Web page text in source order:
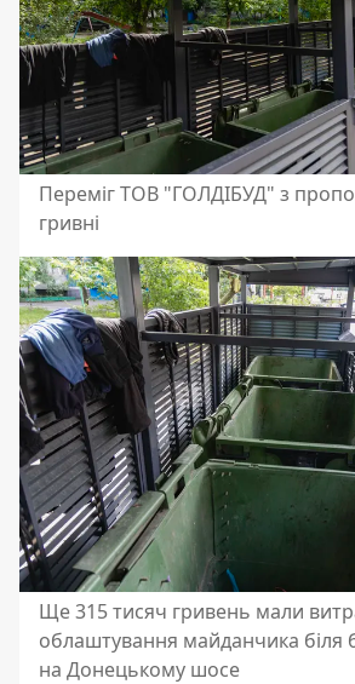
Переміг ТОВ "ГОЛДІБУД" з
гривні
Ще 315 тисяч гривень мали
облаштування майданчика біля
на Донецькому шосе